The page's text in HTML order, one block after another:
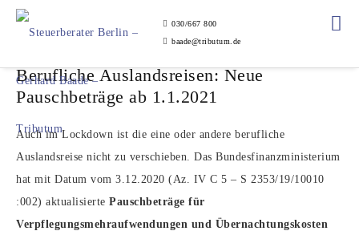
030/667 800
baade@tributum.de
Berufliche Auslandsreisen: Neue
Pauschbeträge ab 1.1.2021
Auch im Lockdown ist die eine oder andere berufliche
Auslandsreise nicht zu verschieben. Das Bundesfinanzministerium
hat mit Datum vom 3.12.2020 (Az. IV C 5 – S 2353/19/10010
:002) aktualisierte Pauschbeträge für
Verpflegungsmehraufwendungen und Übernachtungskosten